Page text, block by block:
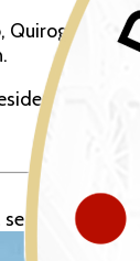
Quiroga
Luis